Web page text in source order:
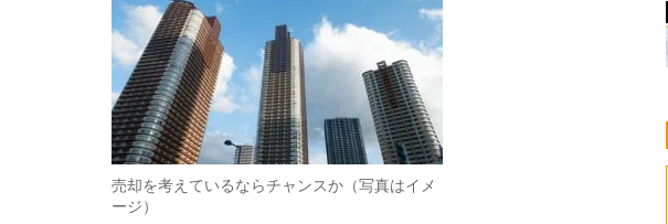
売却を考えているならチャンスか（写真はイメ
ージ）